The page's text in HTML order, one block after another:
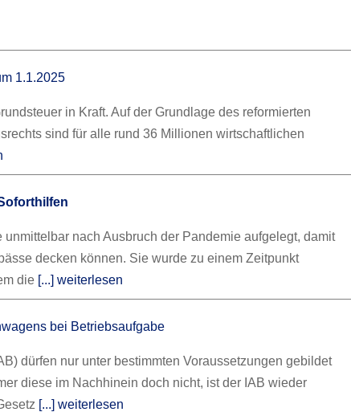
1.1.2025
in Kraft. Auf der Grundlage des reformierten
sind für alle rund 36 Millionen wirtschaftlichen
nach Ausbruch der Pandemie aufgelegt, damit
decken können. Sie wurde zu einem Zeitpunkt
die [...] weiterlesen
bei Betriebsaufgabe
dürfen nur unter bestimmten Voraussetzungen gebildet
diese im Nachhinein doch nicht, ist der IAB wieder
[...] weiterlesen